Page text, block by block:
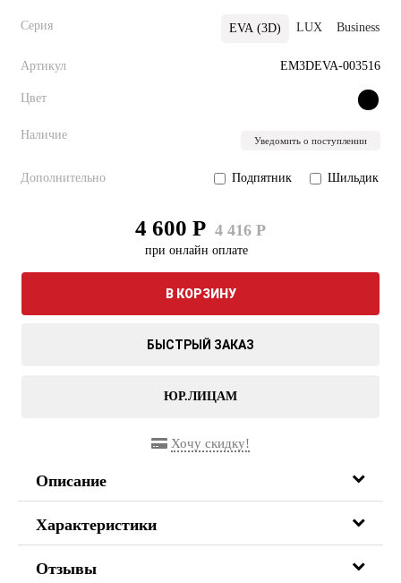
Серия EVA (3D) LUX Business
Артикул EM3DEVA-003516
Цвет
Наличие Уведомить о поступлении
Дополнительно Подпятник Шильдик
4 600 Р 4 416 Р
при онлайн оплате
В КОРЗИНУ
БЫСТРЫЙ ЗАКАЗ
ЮР.ЛИЦАМ
Хочу скидку!
Описание
Характеристики
Отзывы